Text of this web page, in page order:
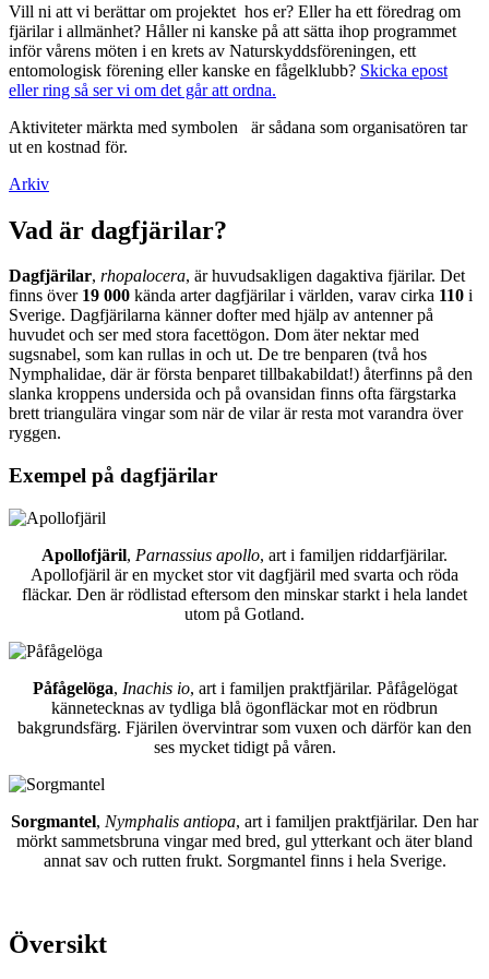
Vill ni att vi berättar om projektet hos er? Eller ha ett föredrag om
fjärilar i allmänhet? Håller ni kanske på att sätta ihop programmet
inför vårens möten i en krets av Naturskyddsföreningen, ett
entomologisk förening eller kanske en fågelklubb? Skicka epost
eller ring så ser vi om det går att ordna.
Aktiviteter märkta med symbolen
är sådana som organisatören tar
ut en kostnad för.
Arkiv
Vad är dagfjärilar?
Dagfjärilar, rhopalocera, är huvudsakligen dagaktiva fjärilar. Det
finns över 19 000 kända arter dagfjärilar i världen, varav cirka 110 i
Sverige. Dagfjärilarna känner dofter med hjälp av antenner på
huvudet och ser med stora facettögon. Dom äter nektar med
sugsnabel, som kan rullas in och ut. De tre benparen (två hos
Nymphalidae, där är första benparet tillbakabildat!) återfinns på den
slanka kroppens undersida och på ovansidan finns ofta färgstarka
brett triangulära vingar som när de vilar är resta mot varandra över
ryggen.
Exempel på dagfjärilar
Apollofjäril, Parnassius apollo, art i familjen riddarfjärilar.
Apollofjäril är en mycket stor vit dagfjäril med svarta och röda
fläckar. Den är rödlistad eftersom den minskar starkt i hela landet
utom på Gotland.
Påfågelöga, Inachis io, art i familjen praktfjärilar. Påfågelögat
kännetecknas av tydliga blå ögonfläckar mot en rödbrun
bakgrundsfärg. Fjärilen övervintrar som vuxen och därför kan den
ses mycket tidigt på våren.
Sorgmantel, Nymphalis antiopa, art i familjen praktfjärilar. Den har
mörkt sammetsbruna vingar med bred, gul ytterkant och äter bland
annat sav och rutten frukt. Sorgmantel finns i hela Sverige.
Översikt